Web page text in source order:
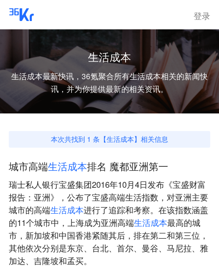
登录
生活成本
生活成本最新快讯，36氪聚合所有生活成本相关的新闻快
讯，并为你提供最新的相关资讯。
本次共找到 1 条【生活成本】相关信息
城市高端生活成本排名 魔都亚洲第一
瑞士私人银行宝盛集团2016年10月4日发布《宝盛财富
报告：亚洲》，公布了宝盛高端生活指数，对亚洲主要
城市的高端生活成本进行了追踪和考察。在该指数涵盖
的11个城市中，上海成为亚洲高端生活成本最高的城
市，新加坡和中国香港紧随其后，排在第二和第三位，
其他依次分别是东京、台北、首尔、曼谷、马尼拉、雅
加达、吉隆坡和孟买。